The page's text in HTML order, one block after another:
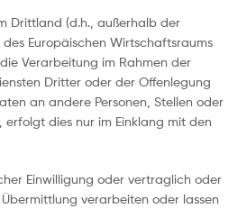
Drittland (d.h., außerhalb der
des Europäischen Wirtschaftsraums
Verarbeitung im Rahmen der
Dritter oder der Offenlegung
an andere Personen, Stellen oder
dies nur im Einklang mit den
Einwilligung oder vertraglich oder
verarbeiten oder lassen